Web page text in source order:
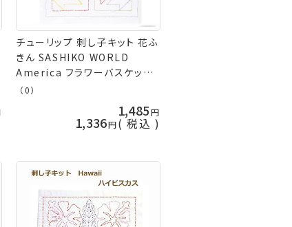
チューリップ 刺し子キット 花ふ
きん SASHIKO WORLD
America フラワーバスケット
KSW-008 アメリカ ネコポス可
（0）
1,485
1,336 税込